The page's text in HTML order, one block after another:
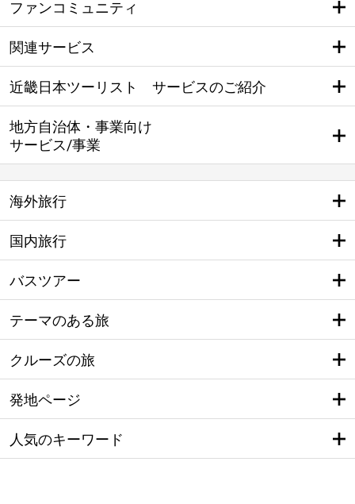
ファンコミュニティ
関連サービス
近畿日本ツーリスト サービスのご紹介
地方自治体・事業向け
サービス/事業
海外旅行
国内旅行
バスツアー
テーマのある旅
クルーズの旅
発地ページ
人気のキーワード